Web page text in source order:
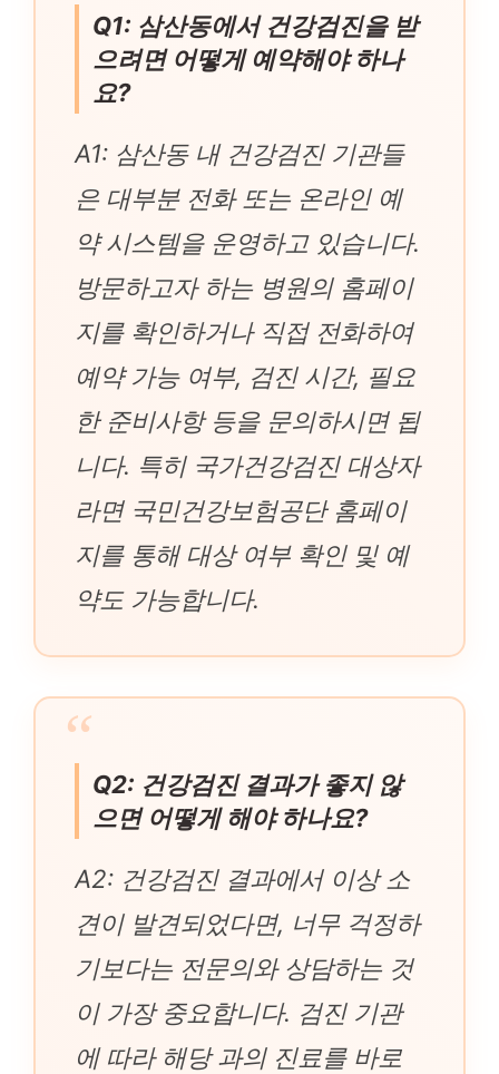
Q1: 삼산동에서 건강검진을 받
으려면 어떻게 예약해야 하나
요?
A1: 삼산동 내 건강검진 기관들
은 대부분 전화 또는 온라인 예
약 시스템을 운영하고 있습니다.
방문하고자 하는 병원의 홈페이
지를 확인하거나 직접 전화하여
예약 가능 여부, 검진 시간, 필요
한 준비사항 등을 문의하시면 됩
니다. 특히 국가건강검진 대상자
라면 국민건강보험공단 홈페이
지를 통해 대상 여부 확인 및 예
약도 가능합니다.
Q2: 건강검진 결과가 좋지 않
으면 어떻게 해야 하나요?
A2: 건강검진 결과에서 이상 소
견이 발견되었다면, 너무 걱정하
기보다는 전문의와 상담하는 것
이 가장 중요합니다. 검진 기관
에 따라 해당 과의 진료를 바로